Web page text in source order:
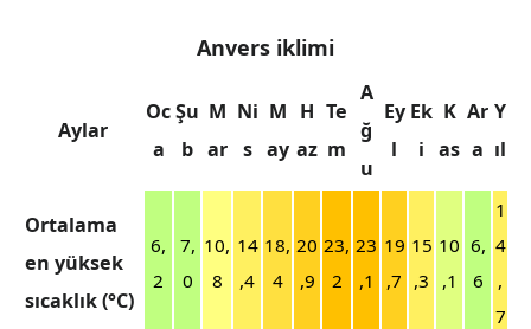
Anvers iklimi
Aylar
Oc
a
Şu
b
M
ar
Ni
s
M
ay
H
az
Te
m
A
ğ
u
Ey
l
Ek
i
K
as
Ar
a
Y
ıl
Ortalama
en yüksek
sıcaklık (°C)
6,
2
7,
0
10,
8
14
,4
18,
4
20
,9
23,
2
23
,1
19
,7
15
,3
10
,1
6,
6
1
4
,
7